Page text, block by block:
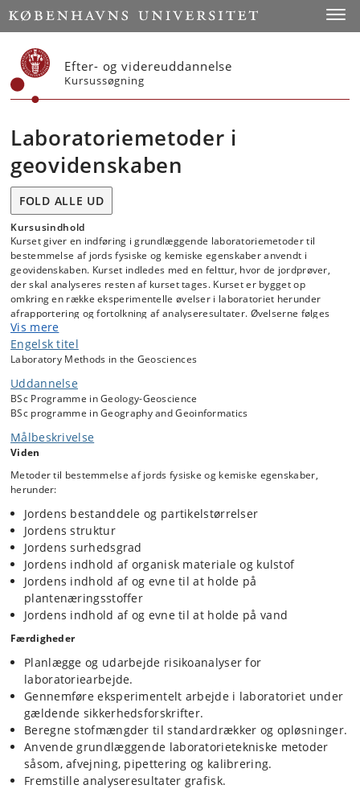
Start
Efter- og videreuddannelse
Kursussøgning
Laboratoriemetoder i
geovidenskaben
FOLD ALLE UD
Kursusindhold
Kurset giver en indføring i grundlæggende laboratoriemetoder til
bestemmelse af jords fysiske og kemiske egenskaber anvendt i
geovidenskaben. Kurset indledes med en felttur, hvor de jordprøver,
der skal analyseres resten af kurset tages. Kurset er bygget op
omkring en række eksperimentelle øvelser i laboratoriet herunder
afrapportering og fortolkning af analyseresultater. Øvelserne følges
op af forelæsninger som sætter øvelserne i en videnskabelig kontekst.
Vis mere
Engelsk titel
Laboratory Methods in the Geosciences
Uddannelse
BSc Programme in Geology-Geoscience
BSc programme in Geography and Geoinformatics
Målbeskrivelse
Viden
Metoder til bestemmelse af jords fysiske og kemiske egenskaber,
herunder:
Jordens bestanddele og partikelstørrelser
Jordens struktur
Jordens surhedsgrad
Jordens indhold af organisk materiale og kulstof
Jordens indhold af og evne til at holde på
plantenæringsstoffer
Jordens indhold af og evne til at holde på vand
Færdigheder
Planlægge og udarbejde risikoanalyser for
laboratoriearbejde.
Gennemføre eksperimentelt arbejde i laboratoriet under
gældende sikkerhedsforskrifter.
Beregne stofmængder til standardrækker og opløsninger.
Anvende grundlæggende laboratorietekniske metoder
såsom, afvejning, pipettering og kalibrering.
Fremstille analyseresultater grafisk.